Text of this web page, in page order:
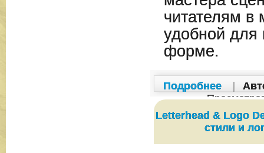
читателям в
удобной для
форме.
Подробнее
Letterhead & Logo
стили и